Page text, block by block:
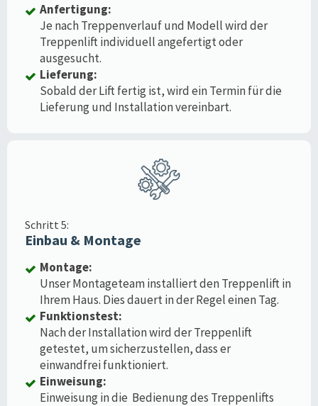
Anfertigung:
Je nach Treppenverlauf und Modell wird der
Treppenlift individuell angefertigt oder
ausgesucht.
Lieferung:
Sobald der Lift fertig ist, wird ein Termin für die
Lieferung und Installation vereinbart.
Schritt 5:
Einbau & Montage
Montage:
Unser Montageteam installiert den Treppenlift in
Ihrem Haus. Dies dauert in der Regel einen Tag.
Funktionstest:
Nach der Installation wird der Treppenlift
getestet, um sicherzustellen, dass er
einwandfrei funktioniert.
Einweisung:
Einweisung in die Bedienung des Treppenlifts